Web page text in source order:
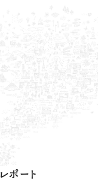
ポート